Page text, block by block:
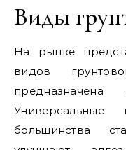
Виды
На рынке
видов
Универсальные
большинства